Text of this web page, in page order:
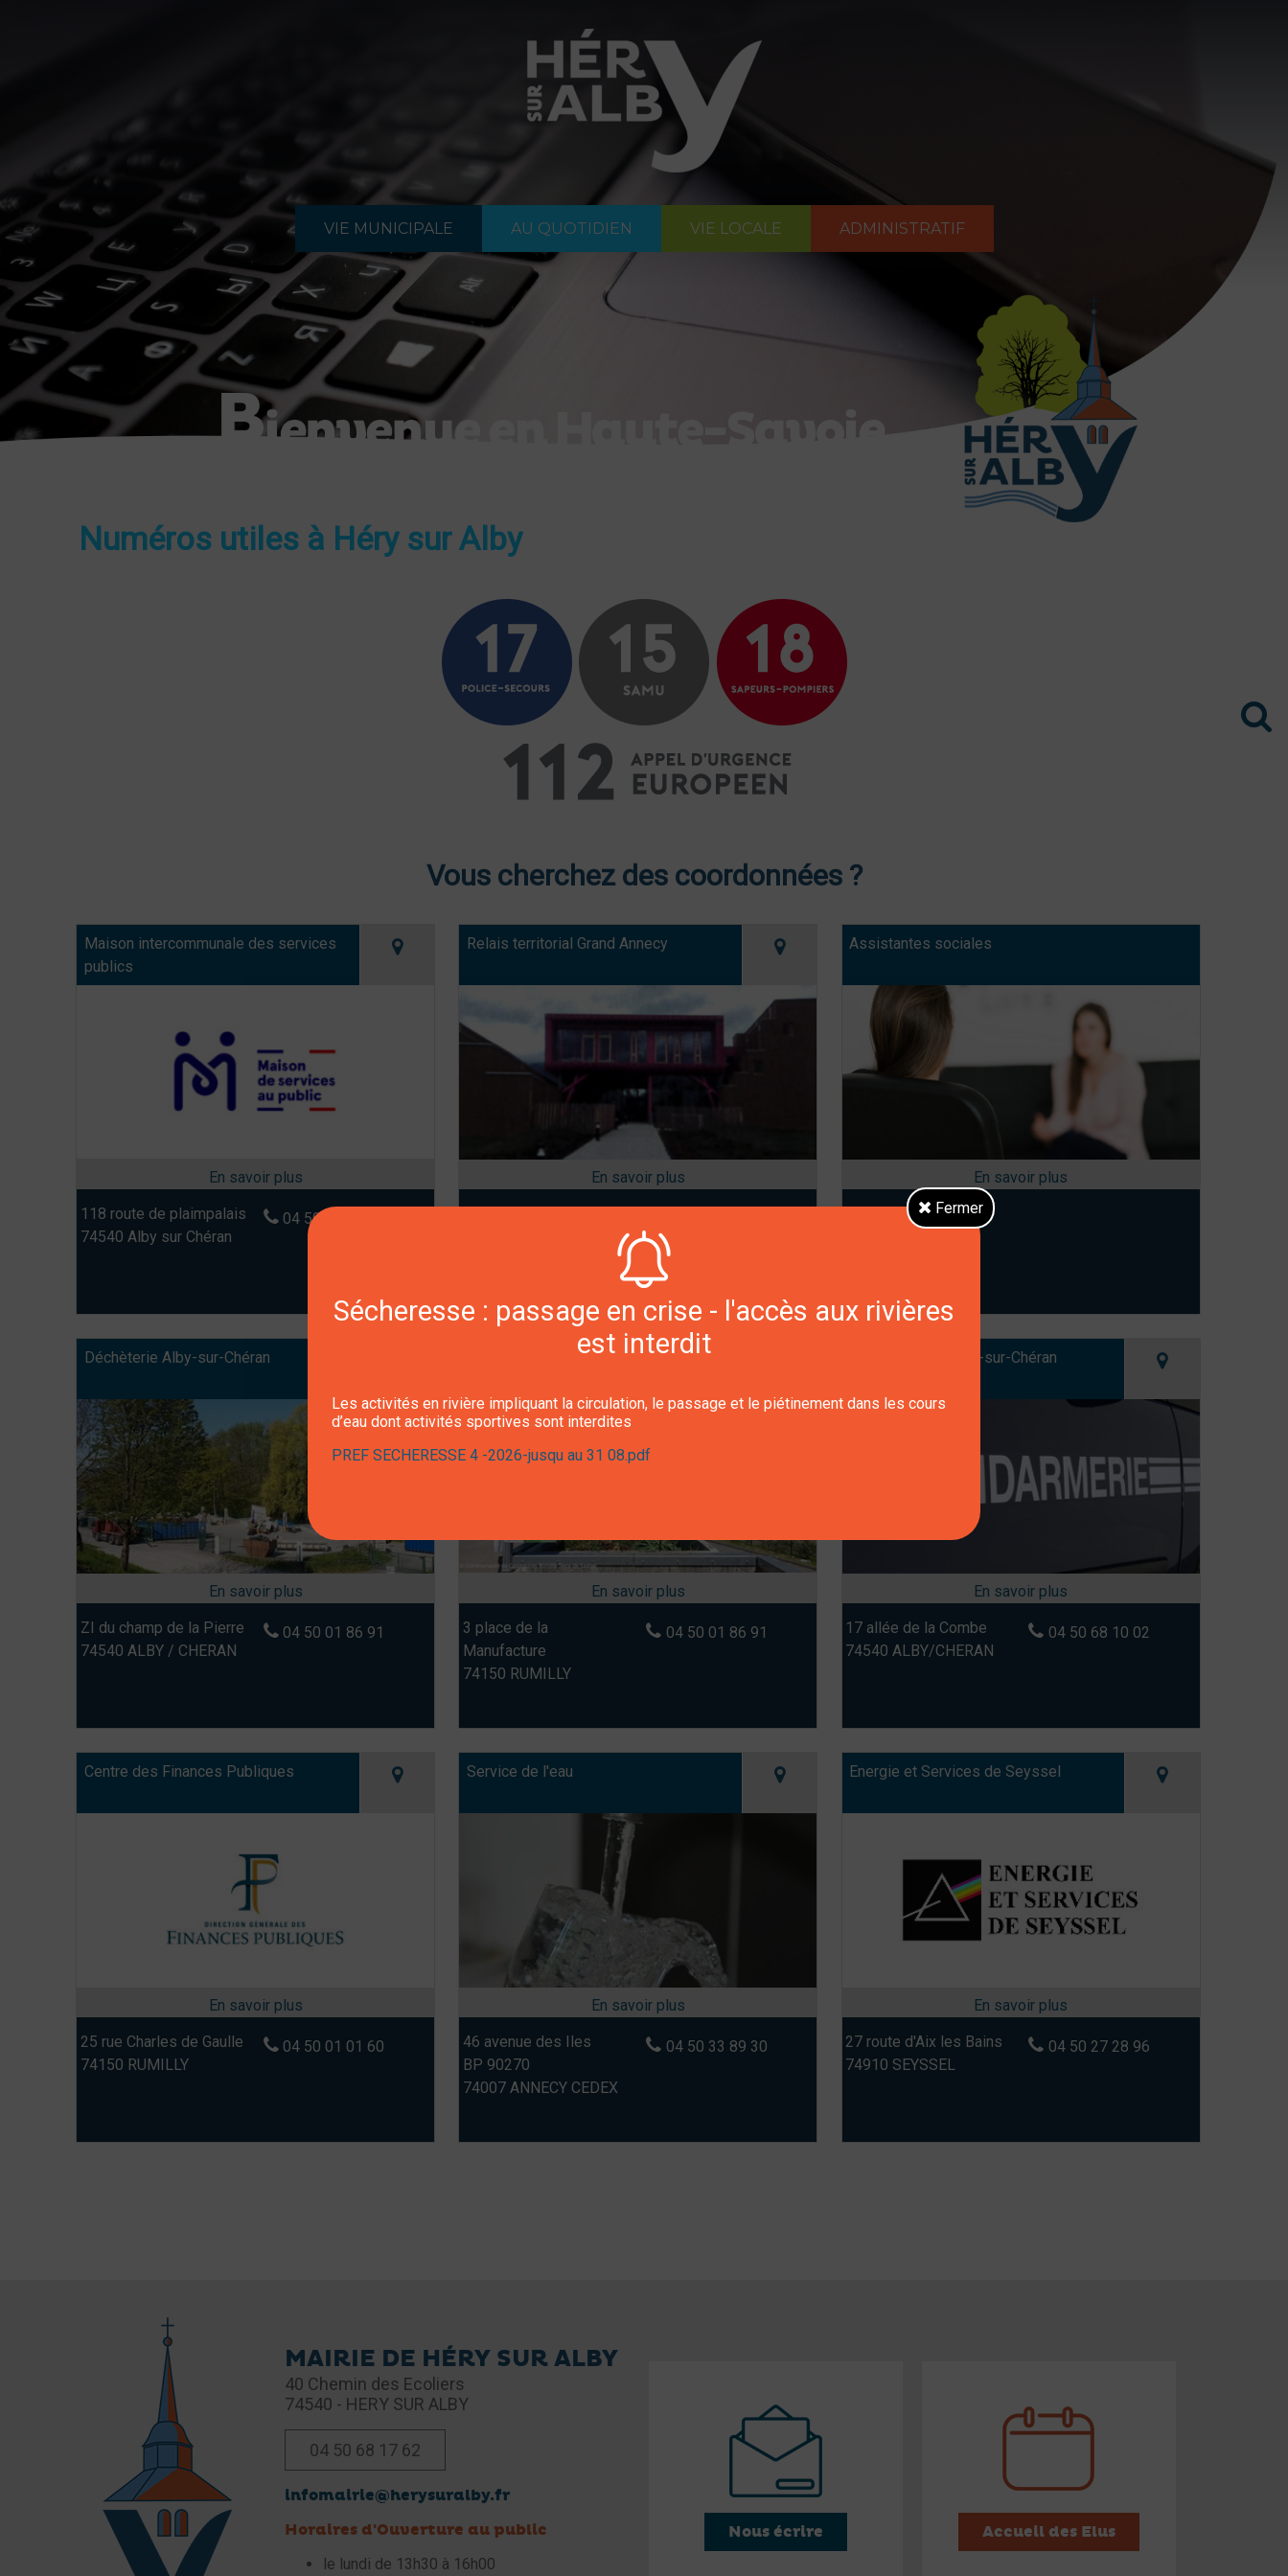
VIE MUNICIPALE AU QUOTIDIEN VIE LOCALE ADMINISTRATIF
Numéros utiles à Héry sur Alby
Vous cherchez des coordonnées ?
Maison intercommunale des services
publics
118 route de plaimpalais
74540 Alby sur Chéran
04 50 68 40 00
Relais territorial Grand Annecy
74540 Alby-sur-Chéran
Assistantes sociales
Déchèterie Alby-sur-Chéran
ZI du champ de la Pierre
74540 ALBY / CHERAN
04 50 01 86 91
Déchèterie Rumilly
3 place de la
Manufacture
74150 RUMILLY
04 50 01 86 91
Gendarmerie d'Alby-sur-Chéran
17 allée de la Combe
74540 ALBY/CHERAN
04 50 68 10 02
Centre des Finances Publiques
25 rue Charles de Gaulle
74150 RUMILLY
04 50 01 01 60
Service de l'eau
46 avenue des Iles
BP 90270
74007 ANNECY CEDEX
04 50 33 89 30
Energie et Services de Seyssel
27 route d'Aix les Bains
74910 SEYSSEL
04 50 27 28 96
MAIRIE DE HÉRY SUR ALBY
40 Chemin des Ecoliers
74540 - HERY SUR ALBY
04 50 68 17 62
infomairie@herysuralby.fr
Horaires d'Ouverture au public
le lundi de 13h30 à 16h00
Nous écrire Accueil des Elus
Fermer
Sécheresse : passage en crise - l'accès aux rivières
est interdit
Les activités en rivière impliquant la circulation, le passage et le piétinement dans les cours
d’eau dont activités sportives sont interdites
PREF SECHERESSE 4 -2026-jusqu au 31 08.pdf